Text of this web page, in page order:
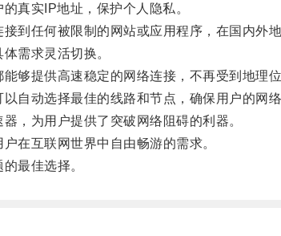
真实IP地址，保护个人隐私。
任何被限制的网站或应用程序，在国内外地
需求灵活切换。
提供高速稳定的网络连接，不再受到地理位
动选择最佳的线路和节点，确保用户的网络
为用户提供了突破网络阻碍的利器。
互联网世界中自由畅游的需求。
最佳选择。